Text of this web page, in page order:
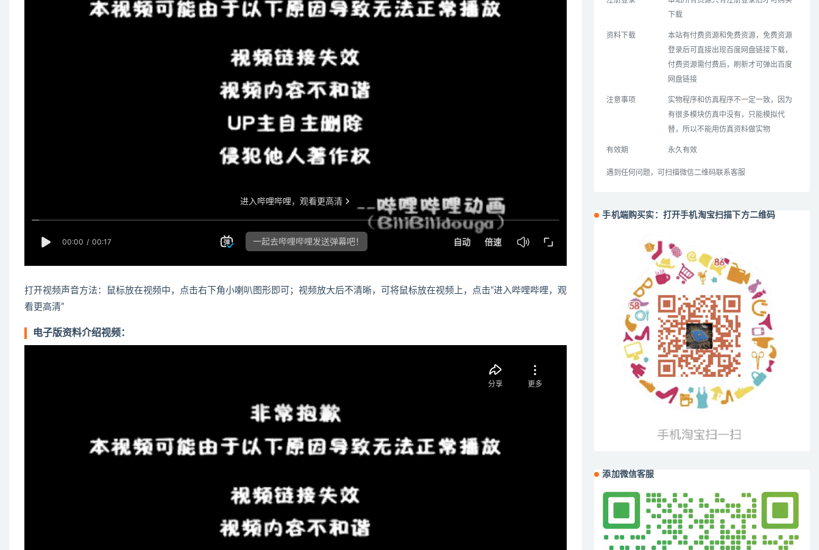
打开视频声音方法：鼠标放在视频中，点击右下角小喇叭图形即可；视频放大后不清晰，可将鼠标放在视频上，点击“进入哔哩哔哩，观
看更高清”
电子版资料介绍视频：
下载
资料下载
本站有付费资源和免费资源，免费资源
登录后可直接出现百度网盘链接下载，
付费资源需付费后，刷新才可弹出百度
网盘链接
注意事项
实物程序和仿真程序不一定一致，因为
有很多模块仿真中没有，只能模拟代
替，所以不能用仿真资料做实物
有效期 永久有效
遇到任何问题，可扫描微信二维码联系客服
手机端购买实：打开手机淘宝扫描下方二维码
添加微信客服